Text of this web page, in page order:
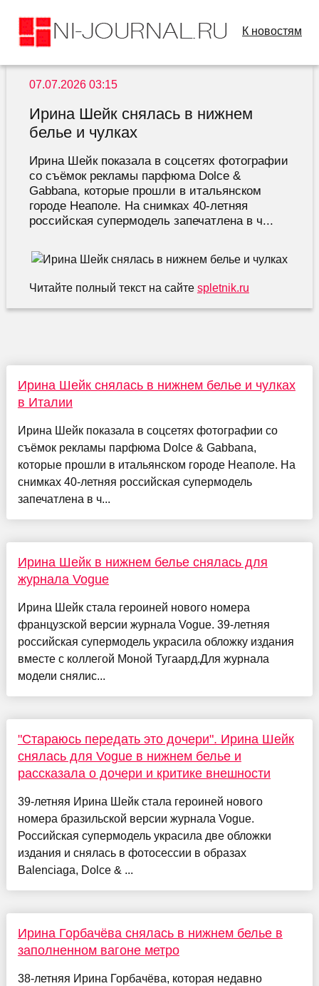
К новостям
07.07.2026 03:15
Ирина Шейк снялась в нижнем
белье и чулках
Ирина Шейк показала в соцсетях фотографии
со съёмок рекламы парфюма Dolce &
Gabbana, которые прошли в итальянском
городе Неаполе. На снимках 40-летняя
российская супермодель запечатлена в ч...
Читайте полный текст на сайте spletnik.ru
Ирина Шейк снялась в нижнем белье и чулках
в Италии
Ирина Шейк показала в соцсетях фотографии со
съёмок рекламы парфюма Dolce & Gabbana,
которые прошли в итальянском городе Неаполе. На
снимках 40-летняя российская супермодель
запечатлена в ч...
Ирина Шейк в нижнем белье снялась для
журнала Vogue
Ирина Шейк стала героиней нового номера
французской версии журнала Vogue. 39-летняя
российская супермодель украсила обложку издания
вместе с коллегой Моной Тугаард.Для журнала
модели снялис...
"Стараюсь передать это дочери". Ирина Шейк
снялась для Vogue в нижнем белье и
рассказала о дочери и критике внешности
39-летняя Ирина Шейк стала героиней нового
номера бразильской версии журнала Vogue.
Российская супермодель украсила две обложки
издания и снялась в фотосессии в образах
Balenciaga, Dolce & ...
Ирина Горбачёва снялась в нижнем белье в
заполненном вагоне метро
38-летняя Ирина Горбачёва, которая недавно